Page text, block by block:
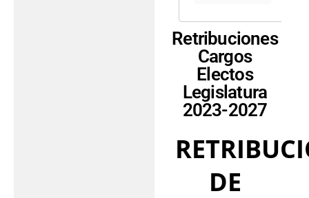
Retribuciones
Cargos
Electos
Legislatura
2023-2027
DE